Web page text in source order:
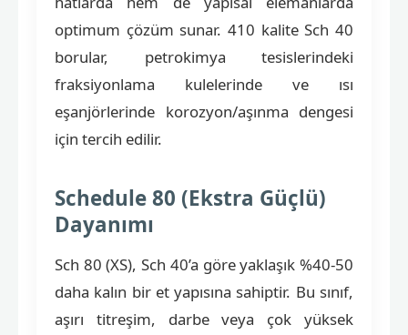
optimum çözüm sunar. 410 kalite Sch 40
borular, petrokimya tesislerindeki
fraksiyonlama kulelerinde ve ısı
eşanjörlerinde korozyon/aşınma dengesi
için tercih edilir.
Schedule 80 (Ekstra Güçlü)
Dayanımı
Sch 80 (XS), Sch 40’a göre yaklaşık %40-50
daha kalın bir et yapısına sahiptir. Bu sınıf,
aşırı titreşim, darbe veya çok yüksek